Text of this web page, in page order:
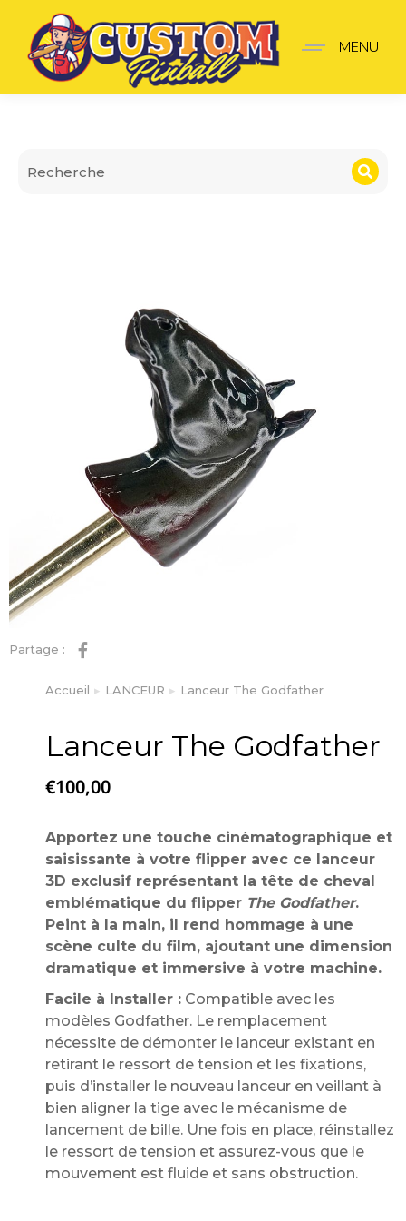
Lanceur The Godfather
MENU
Partage :
Vous êtes ici :
Accueil LANCEUR Lanceur The Godfather
Lanceur The Godfather
€100,00
Apportez une touche cinématographique et
saisissante à votre flipper avec ce lanceur
3D exclusif représentant la tête de cheval
emblématique du flipper The Godfather.
Peint à la main, il rend hommage à une
scène culte du film, ajoutant une dimension
dramatique et immersive à votre machine.
Facile à Installer : Compatible avec les
modèles Godfather. Le remplacement
nécessite de démonter le lanceur existant en
retirant le ressort de tension et les fixations,
puis d’installer le nouveau lanceur en veillant à
bien aligner la tige avec le mécanisme de
lancement de bille. Une fois en place, réinstallez
le ressort de tension et assurez-vous que le
mouvement est fluide et sans obstruction.